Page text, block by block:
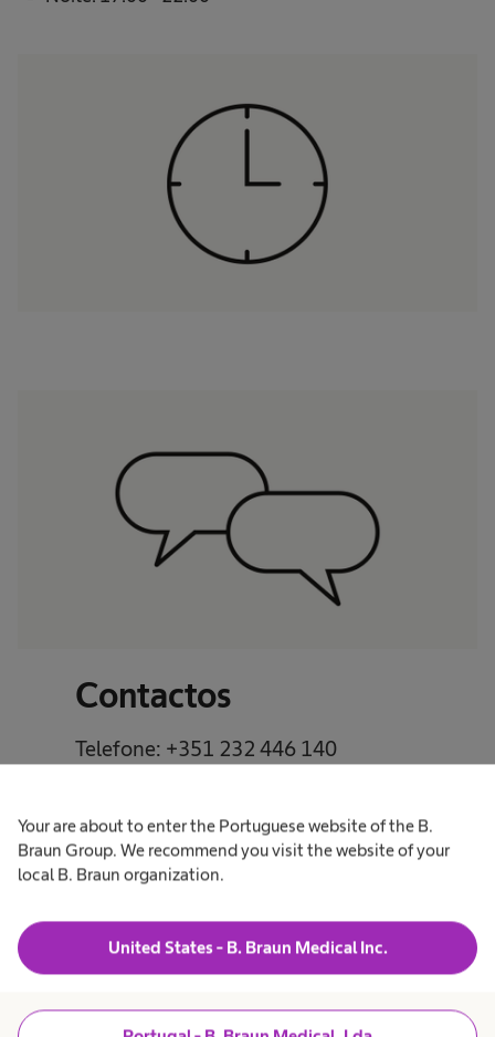
Your are about to enter the Portuguese website of the B.
Braun Group. We recommend you visit the website of your
local B. Braun organization.
United States - B. Braun Medical Inc.
Contactos
Telefone: +351 232 446 140
Email:geral-dialise.pt@bbraun.com
Morada